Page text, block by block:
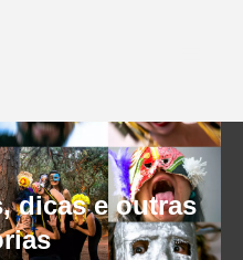
dicas e outras